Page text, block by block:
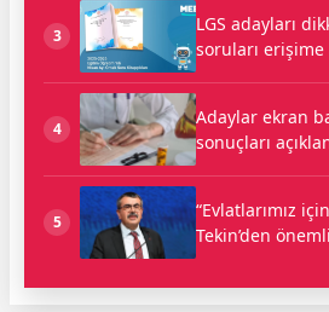
3
LGS adayları
soruları erişime
4
Adaylar ekran
sonuçları
5
“Evlatlarımız
Tekin’den